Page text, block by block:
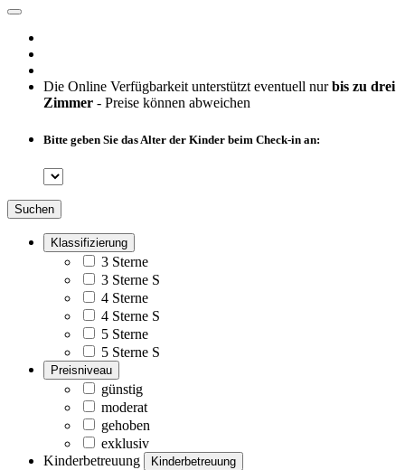
Die Online Verfügbarkeit unterstützt eventuell nurbis zu drei
Zimmer - Preise können abweichen
Bitte geben Sie das Alter der Kinder beim Check-in an:
Suchen
Klassifizierung
3 Sterne
3 Sterne S
4 Sterne
4 Sterne S
5 Sterne
5 Sterne S
Preisniveau
günstig
moderat
gehoben
exklusiv
Kinderbetreuung
Kinderbetreuung